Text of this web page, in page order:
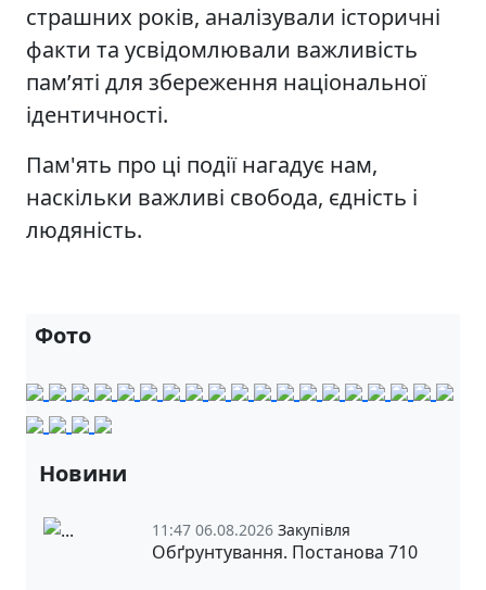
страшних років, аналізували історичні
факти та усвідомлювали важливість
пам’яті для збереження національної
ідентичності.
Пам'ять про ці події нагадує нам,
наскільки важливі свобода, єдність і
людяність.
Фото
Новини
11:47 06.08.2026 Закупівля
Обґрунтування. Постанова 710